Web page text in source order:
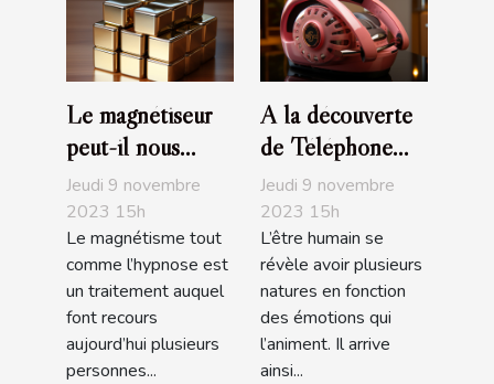
Le magnétiseur
peut-il nous
soigner de nos
maux ?
Jeudi 9 novembre
2023 15h
Le magnétisme tout
comme l’hypnose est
un traitement auquel
font recours
aujourd’hui plusieurs
personnes...
A la découverte
de Téléphone
Rose
Jeudi 9 novembre
2023 15h
L’être humain se
révèle avoir plusieurs
natures en fonction
des émotions qui
l’animent. Il arrive
ainsi...